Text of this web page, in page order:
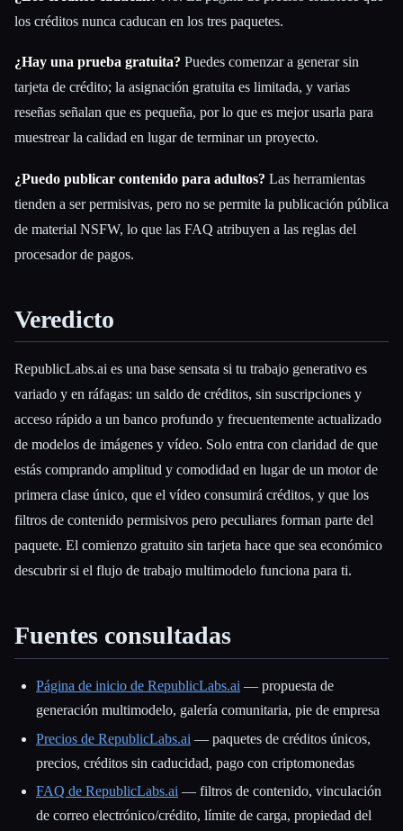
los créditos nunca caducan en los tres paquetes.
¿Hay una prueba gratuita? Puedes comenzar a generar sin
tarjeta de crédito; la asignación gratuita es limitada, y varias
reseñas señalan que es pequeña, por lo que es mejor usarla para
muestrear la calidad en lugar de terminar un proyecto.
¿Puedo publicar contenido para adultos? Las herramientas
tienden a ser permisivas, pero no se permite la publicación pública
de material NSFW, lo que las FAQ atribuyen a las reglas del
procesador de pagos.
Veredicto
RepublicLabs.ai es una base sensata si tu trabajo generativo es
variado y en ráfagas: un saldo de créditos, sin suscripciones y
acceso rápido a un banco profundo y frecuentemente actualizado
de modelos de imágenes y vídeo. Solo entra con claridad de que
estás comprando amplitud y comodidad en lugar de un motor de
primera clase único, que el vídeo consumirá créditos, y que los
filtros de contenido permisivos pero peculiares forman parte del
paquete. El comienzo gratuito sin tarjeta hace que sea económico
descubrir si el flujo de trabajo multimodelo funciona para ti.
Fuentes consultadas
Página de inicio de RepublicLabs.ai — propuesta de
generación multimodelo, galería comunitaria, pie de empresa
Precios de RepublicLabs.ai — paquetes de créditos únicos,
precios, créditos sin caducidad, pago con criptomonedas
FAQ de RepublicLabs.ai — filtros de contenido, vinculación
de correo electrónico/crédito, límite de carga, propiedad del